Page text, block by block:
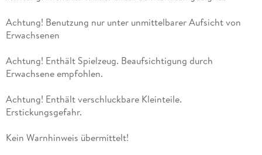
Künstler zum Malen brauchen und es ist kein Mischen der
Farben notwendig. Das Ravensburger Malen nach Zahlen
Erwachsene. Bildgröße: 32 x 22 cm
Inhaltsverzeichnis
- Malen nach Zahlen Junior - perfekt für kleine Künstler
- kindgerechte Farben auf Wasserbasis
Achtung! Benutzung nur unter unmittelbarer Aufsicht von
Erwachsenen
Achtung! Enthält Spielzeug. Beaufsichtigung durch
Erwachsene empfohlen.
Achtung! Enthält verschluckbare Kleinteile.
Erstickungsgefahr.
Kein Warnhinweis übermittelt!